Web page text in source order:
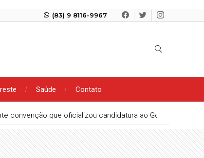
(83) 9 8116-9967
Saúde Contato
convenção que oficializou candidatura ao Governo da